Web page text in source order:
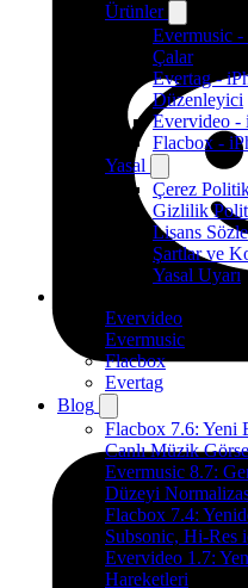
Ürünler
Evermusic -
Çalar
Evertag -
Düzenleyici
Evervideo -
Flacbox -
Yasal
Çerez
Gizlilik
Lisans
Şartlar ve
Yasal Uyarı
Evervideo
Evermusic
Flacbox
Evertag
Blog
Flacbox 7.6: Yeni
Canlı Müzik
Evermusic 8.7:
Düzeyi
Flacbox 7.4:
Subsonic, Hi-Res
Evervideo 1.7:
Hareketleri